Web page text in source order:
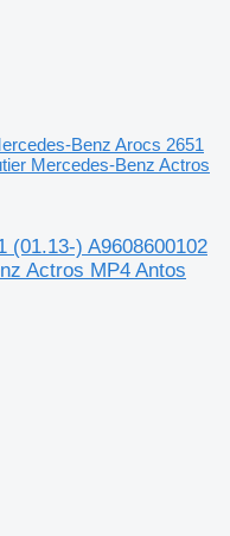
Benz Arocs 2651
Mercedes-Benz Actros
(01.13-) A9608600102
Actros MP4 Antos